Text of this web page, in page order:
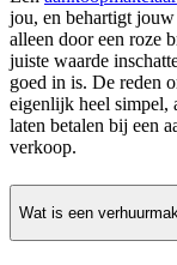
jou, en behartigt
alleen door een roze
juiste waarde
goed in is. De reden
eigenlijk heel simpel,
laten betalen bij een
verkoop.
Wat is een